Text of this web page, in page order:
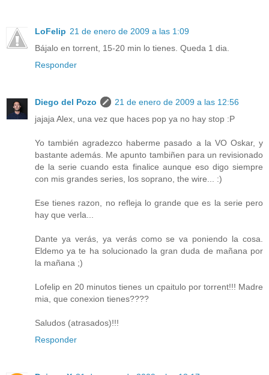
LoFelip 21 de enero de 2009 a las 1:09
Bájalo en torrent, 15-20 min lo tienes. Queda 1 dia.
Responder
Diego del Pozo
21 de enero de 2009 a las 12:56
jajaja Alex, una vez que haces pop ya no hay stop :P
Yo también agradezco haberme pasado a la VO Oskar, y
bastante además. Me apunto tambiñen para un revisionado
de la serie cuando esta finalice aunque eso digo siempre
con mis grandes series, los soprano, the wire... :)
Ese tienes razon, no refleja lo grande que es la serie pero
hay que verla...
Dante ya verás, ya verás como se va poniendo la cosa.
Eldemo ya te ha solucionado la gran duda de mañana por
la mañana ;)
Lofelip en 20 minutos tienes un cpaitulo por torrent!!! Madre
mia, que conexion tienes????
Saludos (atrasados)!!!
Responder